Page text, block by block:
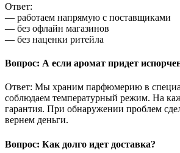
Ответ:
— работаем напрямую с поставщиками
— без офлайн магазинов
— без наценки ритейла
Вопрос: А если аромат придет
Ответ: Мы храним парфюмерию в
соблюдаем температурный режим. На
гарантия. При обнаружении проблем
вернем деньги.
Вопрос: Как долго идет доставка?